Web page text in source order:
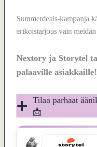
Summerdeals-kampanja
erikoistarjous vain
Nextory ja Storytel
palaaville asiakkaille!
Tilaa parhaat
📩